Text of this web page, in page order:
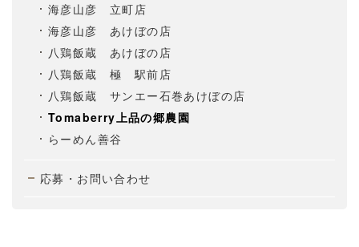
海彦山彦 立町店
海彦山彦 あけぼの店
八鶏飯蔵 あけぼの店
八鶏飯蔵 極 駅前店
八鶏飯蔵 サンエー石巻あけぼの店
Tomaberry上品の郷農園
らーめん善谷
応募・お問い合わせ